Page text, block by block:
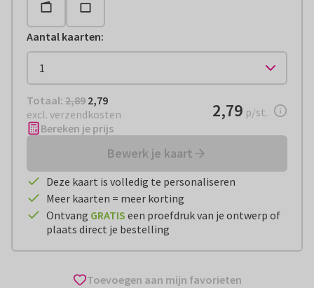
Aantal kaarten:
Totaal: € 2,79
Totaal: 2,89 2,79
excl. verzendkosten
€ 2,79per stuk
2,79 p/st.
Bereken je prijs
Bewerk je kaart
Deze kaart is volledig te personaliseren
Meer kaarten = meer korting
Ontvang GRATIS een proefdruk van je ontwerp of
plaats direct je bestelling
Toevoegen aan mijn favorieten